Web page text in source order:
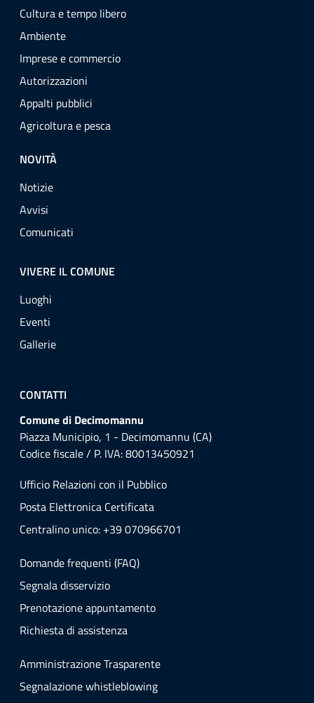
Cultura e tempo libero
Ambiente
Imprese e commercio
Autorizzazioni
Appalti pubblici
Agricoltura e pesca
NOVITÀ
Notizie
Avvisi
Comunicati
VIVERE IL COMUNE
Luoghi
Eventi
Gallerie
CONTATTI
Comune di Decimomannu
Piazza Municipio, 1 - Decimomannu (CA)
Codice fiscale / P. IVA: 80013450921
Ufficio Relazioni con il Pubblico
Posta Elettronica Certificata
Centralino unico: +39 070966701
Domande frequenti (FAQ)
Segnala disservizio
Prenotazione appuntamento
Richiesta di assistenza
Amministrazione Trasparente
Segnalazione whistleblowing